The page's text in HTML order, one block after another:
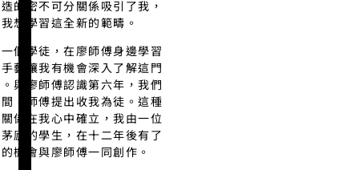
的密不可分關係吸引了我，
想學習這全新的範疇。
個學徒，在廖師傅身邊學習
藝讓我有機會深入了解這門
與廖師傅認識第六年，我們
，師傅提出收我為徒。這種
係在我心中確立，我由一位
廬的學生，在十二年後有了
機會與廖師傅一同創作。